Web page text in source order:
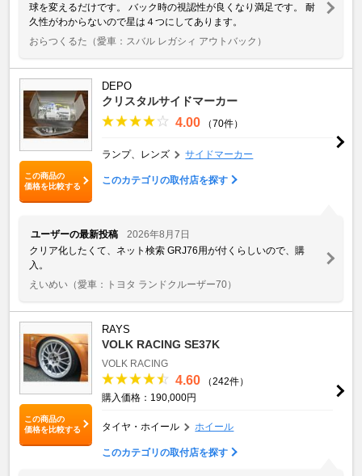
球を変えるだけです。 バック時の視認性が良くなり満足です。 耐
久性がわからないので星は４つにしてあります。
おらつくるた （愛車：スバル レガシィ アウトバック）
この商品の
価格を比較する
DEPO
クリスタルサイドマーカー
4.00 （70件）
ランプ、レンズ サイドマーカー
このカテゴリの取付店を探す
ユーザーの最新投稿
2026年8月7日
クリア化したくて、ネット検索 GRJ76用が付くらしいので、購
入。
えいめい （愛車：トヨタ ランドクルーザー70）
この商品の
価格を比較する
RAYS
VOLK RACING SE37K
VOLK RACING
4.60
（242件）
購入価格：190,000円
タイヤ・ホイール ホイール
このカテゴリの取付店を探す